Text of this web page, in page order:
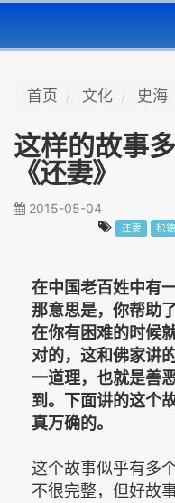
首页 文化 史海
这样的故事
《还妻》
2015-05-04
还妻 积德
在中国老百姓中有
那意思是，你帮助
在你有困难的时候
对的，这和佛家讲
一道理，也就是善
到。下面讲的这个
真万确的。
这个故事似乎有多
不很完整，但好故